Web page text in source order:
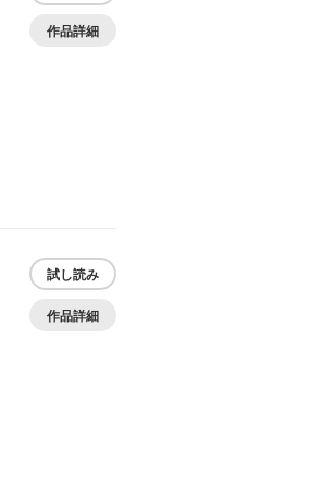
作品詳細
試し読み
作品詳細